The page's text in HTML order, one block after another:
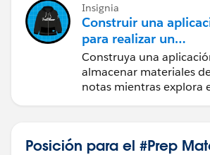
Insignia
Construir una
para realizar un
seguimiento de su
de Trailblazer
Construya una
almacenar materiales
notas mientras explora
Posición para el #Prep